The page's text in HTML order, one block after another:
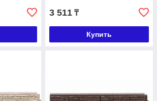
3 511 ₸
Купить